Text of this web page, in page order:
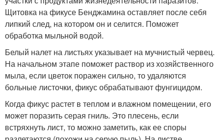
Щитовка на фикусе Бенджамина оставляет после себя
липкий след, на котором он и селится. Поможет
обработка мыльной водой.
Белый налет на листьях указывает на мучнистый червец.
На начальном этапе поможет раствор из хозяйственного
мыла, если цветок поражен сильно, то удаляются
больные листочки, фикус обрабатывают фунгицидом.
Когда фикус растет в теплом и влажном помещении, его
может поразить серая гниль. Это плесень, если
встряхнуть лист, то можно заметить, как ее споры